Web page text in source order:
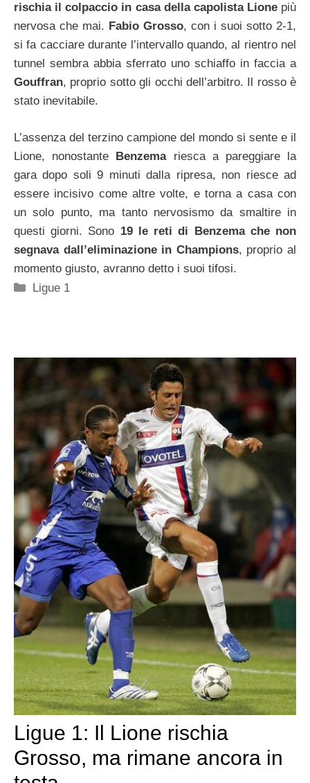
rischia il colpaccio in casa della capolista Lionepiù
nervosa che mai. Fabio Grosso, con i suoi sotto 2-1,
si fa cacciare durante l’intervallo quando, al rientro nel
tunnel sembra abbia sferrato uno schiaffo in faccia a
Gouffran, proprio sotto gli occhi dell’arbitro. Il rosso è
stato inevitabile.
L’assenza del terzino campione del mondo si sente e il
Lione, nonostante Benzema riesca a pareggiare la
gara dopo soli 9 minuti dalla ripresa, non riesce ad
essere incisivo come altre volte, e torna a casa con
un solo punto, ma tanto nervosismo da smaltire in
questi giorni. Sono 19 le reti di Benzema che non
segnava dall’eliminazione in Champions, proprio al
momento giusto, avranno detto i suoi tifosi.
Categorie
Ligue 1
Ligue 1: Il Lione rischia
Grosso, ma rimane ancora in